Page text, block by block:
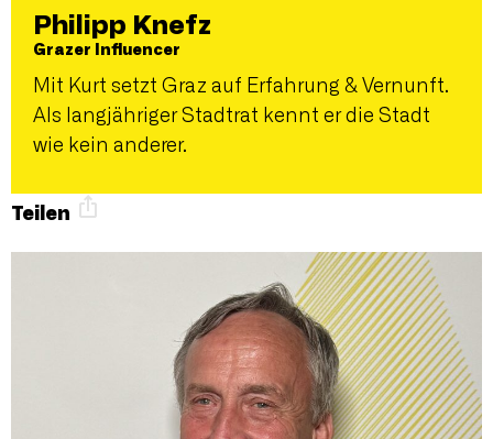
Philipp Knefz
Grazer Influencer
Mit Kurt setzt Graz auf Erfahrung & Vernunft.
Als langjähriger Stadtrat kennt er die Stadt
wie kein anderer.
Teilen